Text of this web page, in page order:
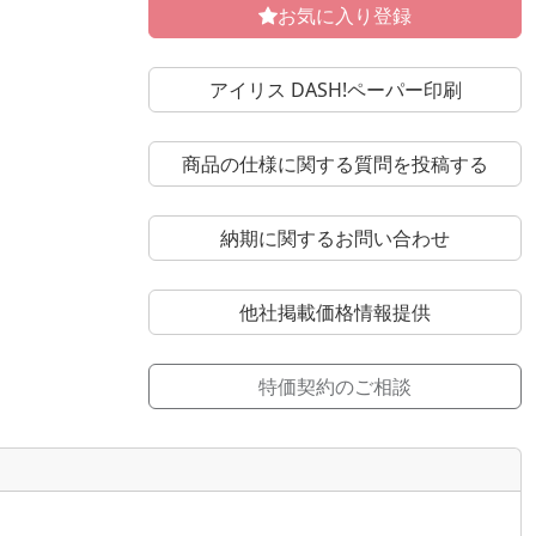
お気に入り登録
アイリス DASH!ペーパー印刷
商品の仕様に関する質問を投稿する
納期に関するお問い合わせ
他社掲載価格情報提供
特価契約のご相談